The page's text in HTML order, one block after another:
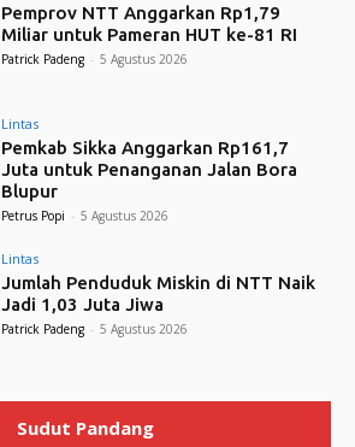
Pemprov NTT Anggarkan Rp1,79
Miliar untuk Pameran HUT ke-81 RI
Patrick Padeng - 5 Agustus 2026
Lintas
Pemkab Sikka Anggarkan Rp161,7
Juta untuk Penanganan Jalan Bora
Blupur
Petrus Popi - 5 Agustus 2026
Lintas
Jumlah Penduduk Miskin di NTT Naik
Jadi 1,03 Juta Jiwa
Patrick Padeng - 5 Agustus 2026
Sudut Pandang